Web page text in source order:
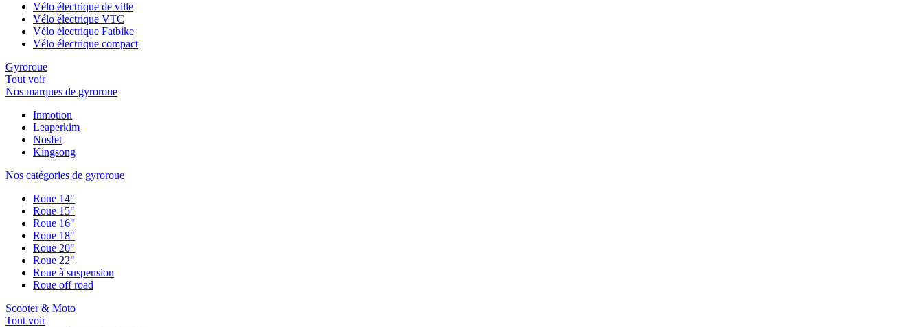
Vélo électrique de ville
Vélo électrique VTC
Vélo électrique Fatbike
Vélo électrique compact
Gyroroue
Tout voir
Nos marques de gyroroue
Inmotion
Leaperkim
Nosfet
Kingsong
Nos catégories de gyroroue
Roue 14"
Roue 15"
Roue 16"
Roue 18"
Roue 20"
Roue 22"
Roue à suspension
Roue off road
Scooter & Moto
Tout voir